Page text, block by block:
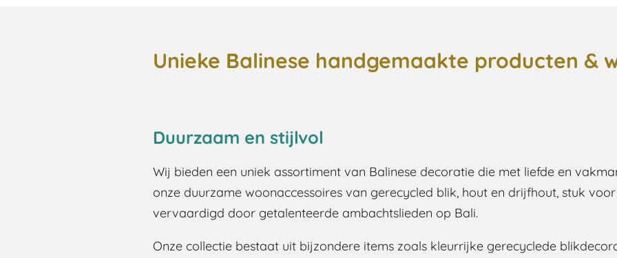
Unieke Balinese handgemaakte producten &
Duurzaam en stijlvol
Wij bieden een uniek assortiment van Balinese decoratie die met liefde en
onze duurzame woonaccessoires van gerecycled blik, hout en drijfhout, stuk
vervaardigd door getalenteerde ambachtslieden op Bali.
Onze collectie bestaat uit bijzondere items zoals kleurrijke gerecyclede